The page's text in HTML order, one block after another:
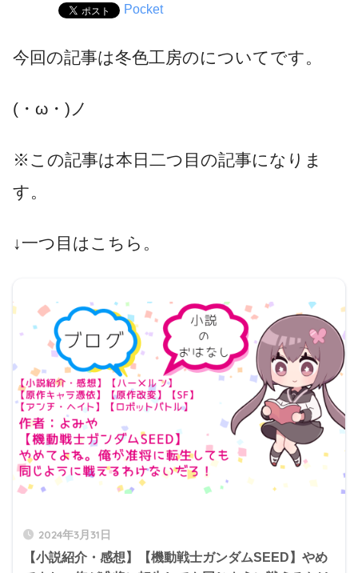
Pocket
今回の記事は冬色工房のについてです。
(・ω・)ノ
※この記事は本日二つ目の記事になりま
す。
↓一つ目はこちら。
2024年3月31日
【小説紹介・感想】【機動戦士ガンダムSEED】やめ